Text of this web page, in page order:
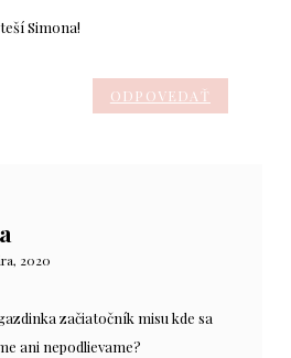
Simona!
ODPOVEDAŤ
2020
začiatočník misu kde sa
ani nepodlievame?